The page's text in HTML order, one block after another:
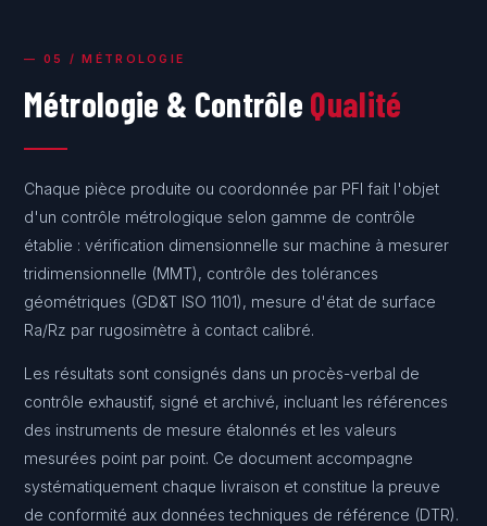
— 05 / MÉTROLOGIE
Métrologie & Contrôle Qualité
Chaque pièce produite ou coordonnée par PFI fait l'objet
d'un contrôle métrologique selon gamme de contrôle
établie : vérification dimensionnelle sur machine à mesurer
tridimensionnelle (MMT), contrôle des tolérances
géométriques (GD&T ISO 1101), mesure d'état de surface
Ra/Rz par rugosimètre à contact calibré.
Les résultats sont consignés dans un procès-verbal de
contrôle exhaustif, signé et archivé, incluant les références
des instruments de mesure étalonnés et les valeurs
mesurées point par point. Ce document accompagne
systématiquement chaque livraison et constitue la preuve
de conformité aux données techniques de référence (DTR).